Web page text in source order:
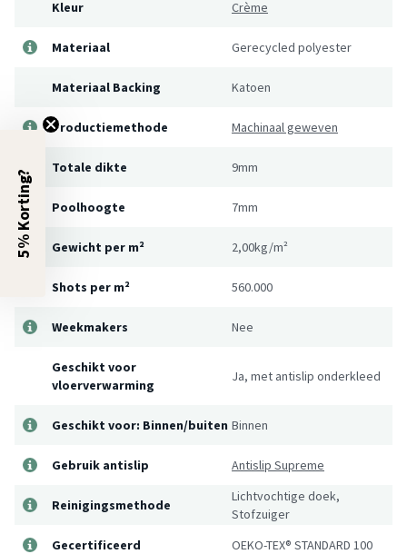
Kleur Crème
Materiaal Gerecycled polyester
Materiaal Backing Katoen
Productiemethode Machinaal geweven
Totale dikte 9mm
Poolhoogte 7mm
Gewicht per m² 2,00kg/m²
Shots per m² 560.000
Weekmakers Nee
Geschikt voor
vloerverwarming
Ja, met antislip onderkleed
Geschikt voor: Binnen/buiten Binnen
Gebruik antislip Antislip Supreme
Reinigingsmethode
Lichtvochtige doek,
Stofzuiger
Gecertificeerd
OEKO-TEX® STANDARD 100
5% Korting?